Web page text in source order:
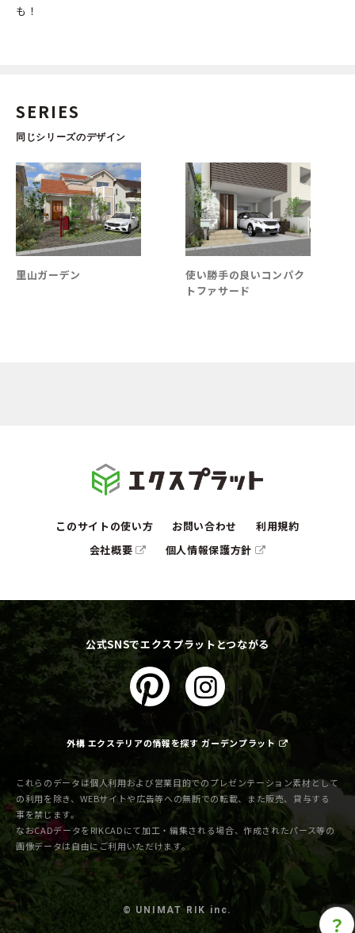
も！
SERIES
同じシリーズのデザイン
里山ガーデン
使い勝手の良いコンパク
トファサード
このサイトの使い方 お問い合わせ
利用規約
会社概要
個人情報保護方針
公式SNSでエクスプラットとつながる
外構 エクステリアの情報を探す ガーデンプラット
これらのデータは個人利用および営業目的でのプレゼンテーション素材として
の利用を除き、WEBサイトや広告等への無断での転載、また販売、貸与する
事を禁じます。
なおCADデータをRIKCADにて加工・編集される場合、作成されたパース等の
画像データは自由にご利用いただけます。
© UNIMAT RIK inc.
？